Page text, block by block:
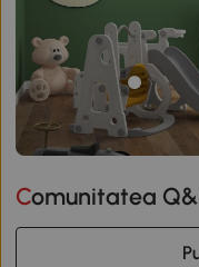
Comunitatea